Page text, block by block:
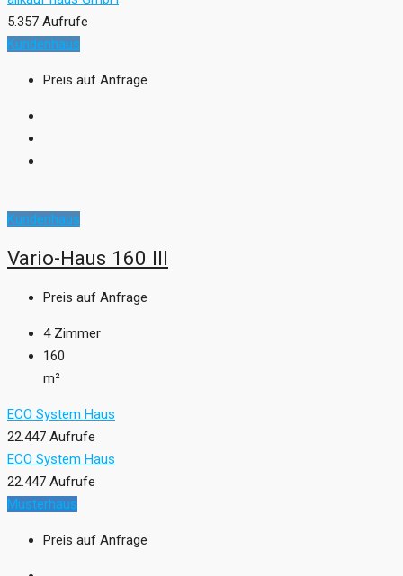
5.357 Aufrufe
Kundenhaus
Preis auf Anfrage
Kundenhaus
Vario-Haus 160 III
Preis auf Anfrage
4 Zimmer
160
m²
ECO System Haus
22.447 Aufrufe
ECO System Haus
22.447 Aufrufe
Musterhaus
Preis auf Anfrage